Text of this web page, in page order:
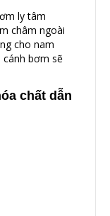
ly tâm
châm ngoài
cho nam
bơm sẽ
chất dẫn